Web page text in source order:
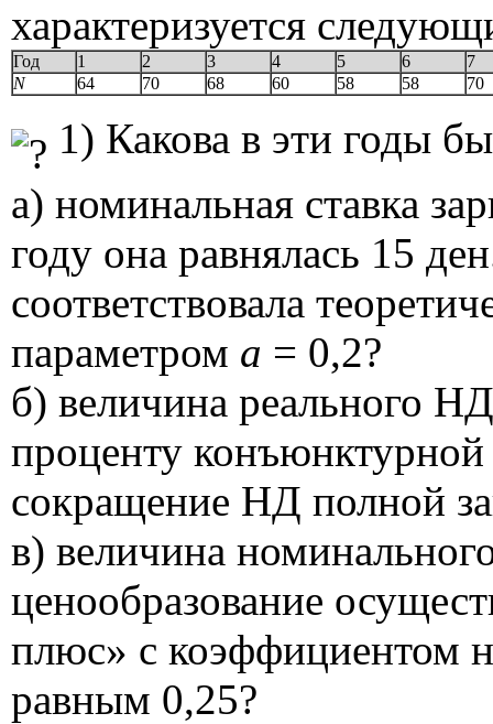
характеризуется
Год 1 2 3 4 5 6
7
N
64 70 68 60 58 58 70
1) Какова в эти годы
а) номинальная ставка
году она равнялась 15
соответствовала
параметром a = 0,2?
б) величина реального
проценту конъюнктурной
сокращение НД полной
в) величина
ценообразование
плюс» с коэффициентом
равным 0,25?